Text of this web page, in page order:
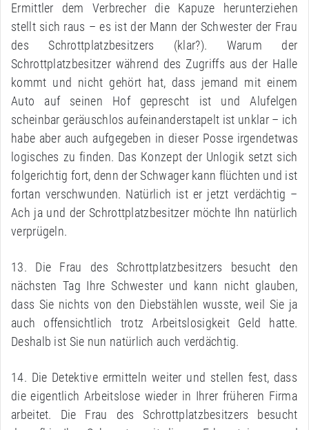
Ermittler dem Verbrecher die Kapuze herunterziehen
stellt sich raus – es ist der Mann der Schwester der Frau
des Schrottplatzbesitzers (klar?). Warum der
Schrottplatzbesitzer während des Zugriffs aus der Halle
kommt und nicht gehört hat, dass jemand mit einem
Auto auf seinen Hof geprescht ist und Alufelgen
scheinbar geräuschlos aufeinanderstapelt ist unklar – ich
habe aber auch aufgegeben in dieser Posse irgendetwas
logisches zu finden. Das Konzept der Unlogik setzt sich
folgerichtig fort, denn der Schwager kann flüchten und ist
fortan verschwunden. Natürlich ist er jetzt verdächtig –
Ach ja und der Schrottplatzbesitzer möchte Ihn natürlich
verprügeln.
13. Die Frau des Schrottplatzbesitzers besucht den
nächsten Tag Ihre Schwester und kann nicht glauben,
dass Sie nichts von den Diebstählen wusste, weil Sie ja
auch offensichtlich trotz Arbeitslosigkeit Geld hatte.
Deshalb ist Sie nun natürlich auch verdächtig.
14. Die Detektive ermitteln weiter und stellen fest, dass
die eigentlich Arbeitslose wieder in Ihrer früheren Firma
arbeitet. Die Frau des Schrottplatzbesitzers besucht